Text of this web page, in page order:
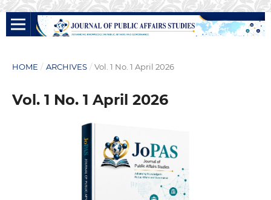
HOME / ARCHIVES / Vol. 1 No. 1 April 2026
Vol. 1 No. 1 April 2026